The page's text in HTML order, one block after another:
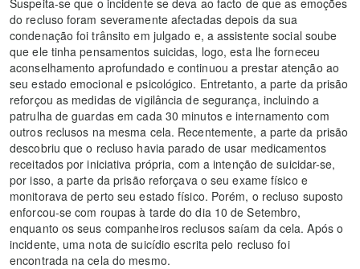
Suspeita-se que o incidente se deva ao facto de que as emoções
do recluso foram severamente afectadas depois da sua
condenação foi trânsito em julgado e, a assistente social soube
que ele tinha pensamentos suicidas, logo, esta lhe forneceu
aconselhamento aprofundado e continuou a prestar atenção ao
seu estado emocional e psicológico. Entretanto, a parte da prisão
reforçou as medidas de vigilância de segurança, incluindo a
patrulha de guardas em cada 30 minutos e internamento com
outros reclusos na mesma cela. Recentemente, a parte da prisão
descobriu que o recluso havia parado de usar medicamentos
receitados por iniciativa própria, com a intenção de suicidar-se,
por isso, a parte da prisão reforçava o seu exame físico e
monitorava de perto seu estado físico. Porém, o recluso suposto
enforcou-se com roupas à tarde do dia 10 de Setembro,
enquanto os seus companheiros reclusos saíam da cela. Após o
incidente, uma nota de suicídio escrita pelo recluso foi
encontrada na cela do mesmo.